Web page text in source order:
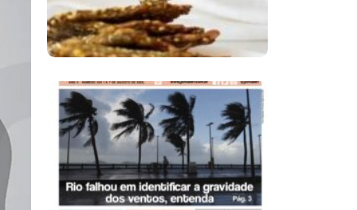
Ano X – Número 366
01 A 07 De Agosto De
2026